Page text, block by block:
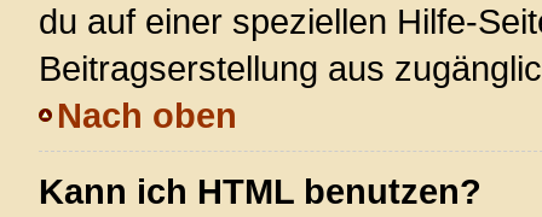
du auf einer speziellen Hilfe-
Beitragserstellung aus
Nach oben
Kann ich HTML benutzen?